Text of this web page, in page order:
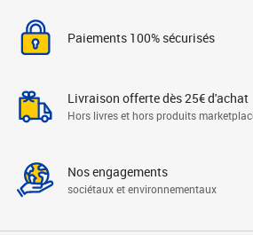
Paiements 100% sécurisés
Livraison offerte dès 25€ d'achat
Hors livres et hors produits
Nos engagements
sociétaux et environnementaux